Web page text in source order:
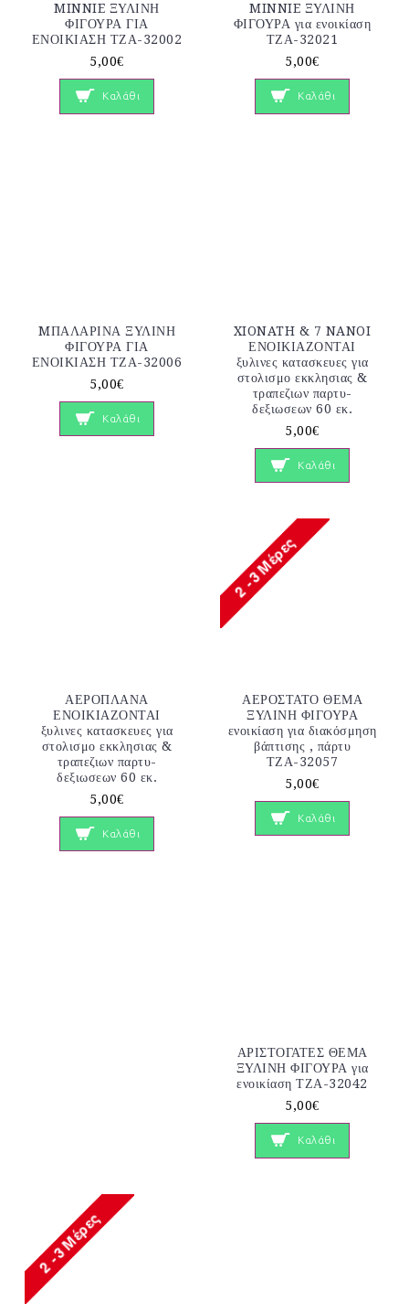
MINNIE ΞΥΛΙΝΗ
ΦΙΓΟΥΡΑ ΓΙΑ
ΕΝΟΙΚΙΑΣΗ ΤΖΑ-32002
5,00€
Καλάθι
MINNIE ΞΥΛΙΝΗ
ΦΙΓΟΥΡΑ για ενοικίαση
ΤΖΑ-32021
5,00€
Καλάθι
MΠΑΛΑΡΙΝΑ ΞΥΛΙΝΗ
ΦΙΓΟΥΡΑ ΓΙΑ
ΕΝΟΙΚΙΑΣΗ ΤΖΑ-32006
5,00€
Καλάθι
XIONATH & 7 NANOI
ΕΝΟΙΚΙΑΖΟΝΤΑΙ
ξυλινες κατασκευες για
στολισμο εκκλησιας &
τραπεζιων παρτυ-
δεξιωσεων 60 εκ.
5,00€
Καλάθι
ΑΕΡΟΠΛΑΝΑ
ΕΝΟΙΚΙΑΖΟΝΤΑΙ
ξυλινες κατασκευες για
στολισμο εκκλησιας &
τραπεζιων παρτυ-
δεξιωσεων 60 εκ.
5,00€
Καλάθι
ΑΕΡΟΣΤΑΤΟ ΘΕΜΑ
ΞΥΛΙΝΗ ΦΙΓΟΥΡΑ
ενοικίαση για διακόσμηση
βάπτισης , πάρτυ
ΤΖΑ-32057
5,00€
Καλάθι
ΑΡΙΣΤΟΓΑΤΕΣ ΘΕΜΑ
ΞΥΛΙΝΗ ΦΙΓΟΥΡΑ για
ενοικίαση ΤΖΑ-32042
5,00€
Καλάθι